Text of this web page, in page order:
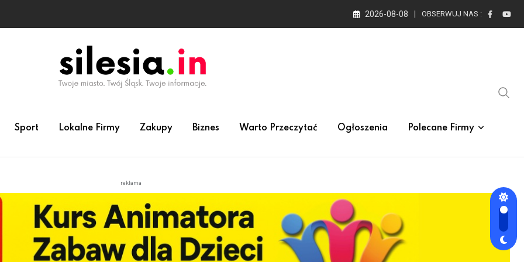
2026-08-08 OBSERWUJ NAS :
Sport Lokalne Firmy Zakupy Biznes Warto Przeczytać Ogłoszenia Polecane Firmy
reklama